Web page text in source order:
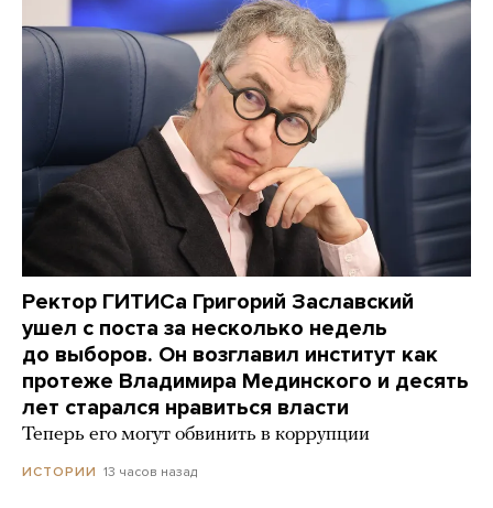
Ректор ГИТИСа Григорий Заславский
ушел с поста за несколько недель
до выборов. Он возглавил институт как
протеже Владимира Мединского и десять
лет старался нравиться власти
Теперь его могут обвинить в коррупции
ИСТОРИИ 13 часов назад